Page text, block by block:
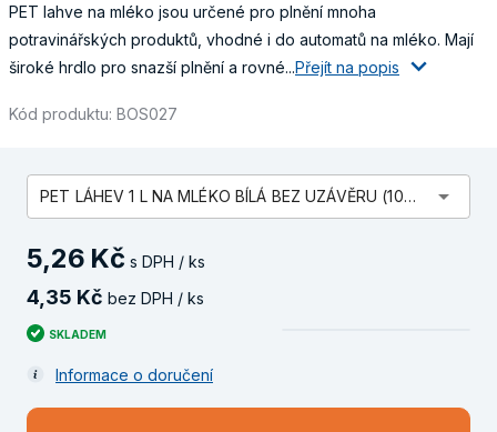
PET lahve na mléko jsou určené pro plnění mnoha
potravinářských produktů, vhodné i do automatů na mléko. Mají
široké hrdlo pro snazší plnění a rovné...Přejít na popis
Kód produktu: BOS027
PET LÁHEV 1 L NA MLÉKO BÍLÁ BEZ UZÁVĚRU (100 ks) arrow_drop_down
5,26 Kč s DPH / ks
4 35 Kč bez DPH / ks
SKLADEM
Informace o doručení